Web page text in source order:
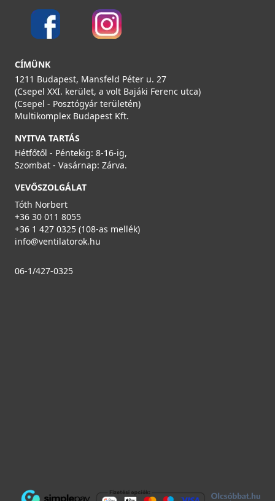
CÍMÜNK
1211 Budapest, Mansfeld Péter u. 27
(Csepel XXI. kerület, a volt Bajáki Ferenc utca)
(Csepel - Posztógyár területén)
Multikomplex Budapest Kft.
NYITVA TARTÁS
Hétfőtől - Péntekig: 8-16-ig,
Szombat - Vasárnap: Zárva.
VEVŐSZOLGÁLAT
Tóth Norbert
+36 30 011 8055
+36 1 427 0325 (108-as mellék)
info@ventilatorok.hu
06-1/427-0325